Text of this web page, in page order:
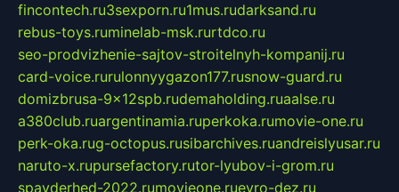
fincontech.ru3sexporn.ru1mus.rudarksand.ru
rebus-toys.ruminelab-msk.rurtdco.ru
seo-prodvizhenie-sajtov-stroitelnyh-kompanij.ru
card-voice.rurulonnyygazon177.rusnow-guard.ru
domizbrusa-9x12spb.rudemaholding.ruaalse.ru
a380club.ruargentinamia.ruperkoka.rumovie-one.ru
perk-oka.rug-octopus.rusibarchives.ruandreislyusar.ru
naruto-x.rupursefactory.rutor-lyubov-i-grom.ru
spayderhed-2022.rumovieone.ruevro-dez.ru